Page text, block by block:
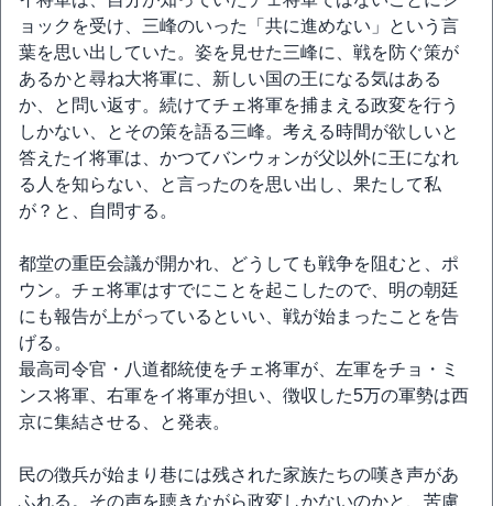
ョックを受け、三峰のいった「共に進めない」という言
葉を思い出していた。姿を見せた三峰に、戦を防ぐ策が
あるかと尋ね大将軍に、新しい国の王になる気はある
か、と問い返す。続けてチェ将軍を捕まえる政変を行う
しかない、とその策を語る三峰。考える時間が欲しいと
答えたイ将軍は、かつてバンウォンが父以外に王になれ
る人を知らない、と言ったのを思い出し、果たして私
が？と、自問する。
都堂の重臣会議が開かれ、どうしても戦争を阻むと、ポ
ウン。チェ将軍はすでにことを起こしたので、明の朝廷
にも報告が上がっているといい、戦が始まったことを告
げる。
最高司令官・八道都統使をチェ将軍が、左軍をチョ・ミ
ンス将軍、右軍をイ将軍が担い、徴収した5万の軍勢は西
京に集結させる、と発表。
民の徴兵が始まり巷には残された家族たちの嘆き声があ
ふれる。その声を聴きながら政変しかないのかと、苦慮